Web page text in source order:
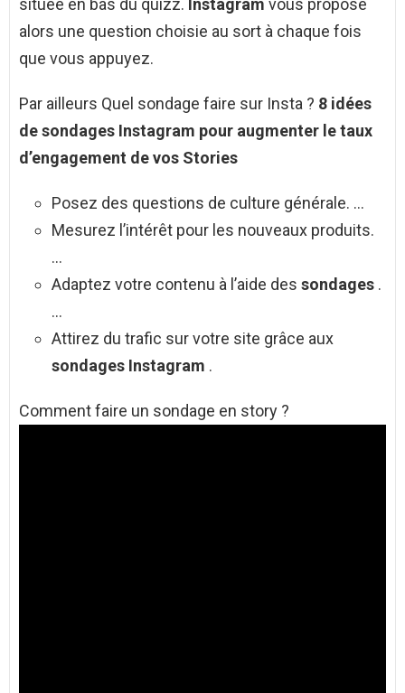
située en bas du quizz. Instagram vous propose
alors une question choisie au sort à chaque fois
que vous appuyez.
Par ailleurs Quel sondage faire sur Insta ? 8 idées
desondages Instagram pour augmenter le taux
d’engagement de vos Stories
Posez des questions de culture générale. …
Mesurez l’intérêt pour les nouveaux produits.
…
Adaptez votre contenu à l’aide des sondages .
…
Attirez du trafic sur votre site grâce aux
sondages Instagram .
Comment faire un sondage en story ?